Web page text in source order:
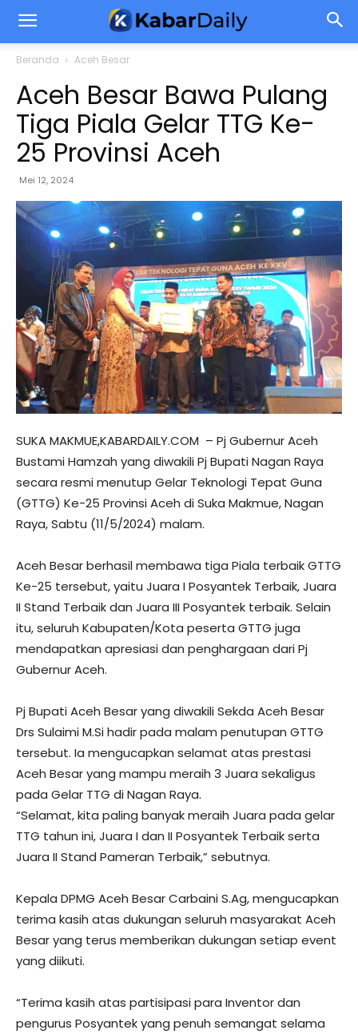
Beranda Aceh Besar
Aceh Besar Bawa Pulang
Tiga Piala Gelar TTG Ke-
25 Provinsi Aceh
Mei 12, 2024
SUKA MAKMUE,KABARDAILY.COM – Pj Gubernur Aceh
Bustami Hamzah yang diwakili Pj Bupati Nagan Raya
secara resmi menutup Gelar Teknologi Tepat Guna
(GTTG) Ke-25 Provinsi Aceh di Suka Makmue, Nagan
Raya, Sabtu (11/5/2024) malam.
Aceh Besar berhasil membawa tiga Piala terbaik GTTG
Ke-25 tersebut, yaitu Juara I Posyantek Terbaik, Juara
II Stand Terbaik dan Juara III Posyantek terbaik. Selain
itu, seluruh Kabupaten/Kota peserta GTTG juga
mendapatkan apresiasi dan penghargaan dari Pj
Gubernur Aceh.
Pj Bupati Aceh Besar yang diwakili Sekda Aceh Besar
Drs Sulaimi M.Si hadir pada malam penutupan GTTG
tersebut. Ia mengucapkan selamat atas prestasi
Aceh Besar yang mampu meraih 3 Juara sekaligus
pada Gelar TTG di Nagan Raya.
“Selamat, kita paling banyak meraih Juara pada gelar
TTG tahun ini, Juara I dan II Posyantek Terbaik serta
Juara II Stand Pameran Terbaik,” sebutnya.
Kepala DPMG Aceh Besar Carbaini S.Ag, mengucapkan
terima kasih atas dukungan seluruh masyarakat Aceh
Besar yang terus memberikan dukungan setiap event
yang diikuti.
“Terima kasih atas partisipasi para Inventor dan
pengurus Posyantek yang penuh semangat selama